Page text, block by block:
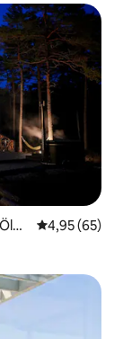
Keskmine
4,95 (65)